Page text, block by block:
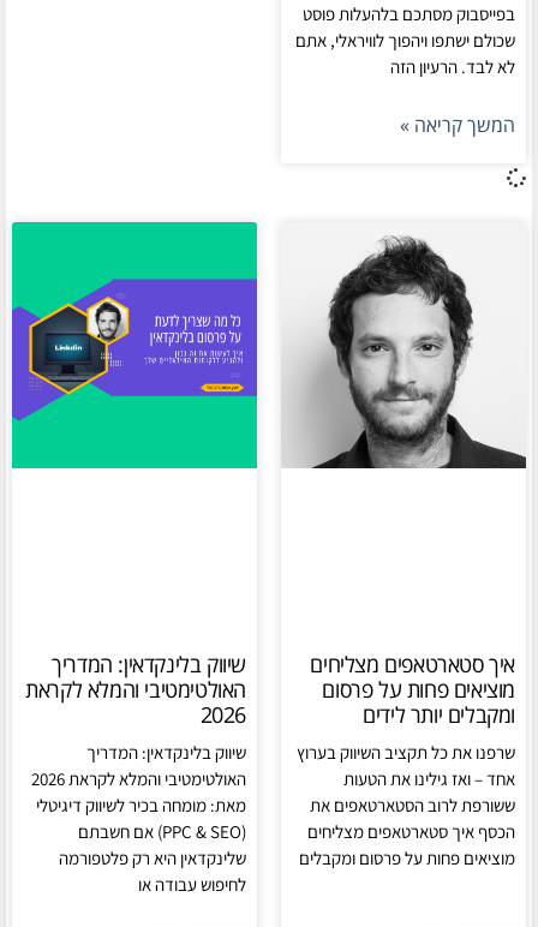
בפייסבוק מסתכם בלהעלות פוסט
שכולם ישתפו ויהפוך לוויראלי, אתם
לא לבד. הרעיון הזה
המשך קריאה »
איך סטארטאפים מצליחים
מוציאים פחות על פרסום
ומקבלים יותר לידים
שרפנו את כל תקציב השיווק בערוץ
אחד – ואז גילינו את הטעות
ששורפת לרוב הסטארטאפים את
הכסף איך סטארטאפים מצליחים
מוציאים פחות על פרסום ומקבלים
שיווק בלינקדאין: המדריך
האולטימטיבי והמלא לקראת
2026
שיווק בלינקדאין: המדריך
מאת: מומחה בכיר לשיווק דיגיטלי
(PPC & SEO) אם חשבתם
שלינקדאין היא רק פלטפורמה
לחיפוש עבודה או